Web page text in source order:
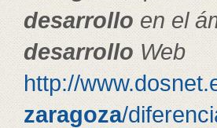
desarrolloen el
desarrolloWeb
http://
zaragoza/